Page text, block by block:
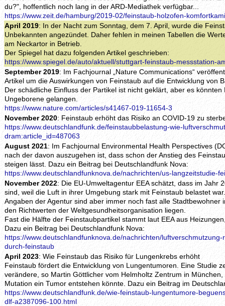
du?", hoffentlich noch lang in der ARD-Mediathek verfügbar...
https://www.zeit.de/hamburg/2019-02/feinstaub-holzofen-
April 2019: In der Nacht zum Sonntag, dem 7. April, wurde die
Unbekannten angezündet. Daher fehlen in meinen Tabellen die
am Neckartor in Betrieb.
Der Spiegel hat dazu folgenden Artikel geschrieben:
https://www.spiegel.de/auto/aktuell/stuttgart-feinstaub-messstation-
September 2019: Im Fachjournal „Nature Communications“
Artikel um die Auswirkungen von Feinstaub auf die Entwicklung von
Der schädliche Einfluss der Partikel ist nicht geklärt, aber es
Ungeborene gelangen.
https://www.nature.com/articles/s41467-019-11654-3
November 2020: Feinstaub erhöht das Risiko an COVID-19 zu
https://www.deutschlandfunk.de/feinstaubbelastung-wie-
dram:article_id=487063
August 2021: Im Fachjournal Environmental Health Perspectives
nach der davon auszugehen ist, dass schon der Anstieg des
steigen lässt. Dazu ein Beitrag bei Deutschlandfunk Nova:
https://www.deutschlandfunknova.de/nachrichten/us-langzeitstudie-
November 2022: Die EU-Umweltagentur EEA schätzt, dass im Jahr
sind, weil die Luft in ihrer Umgebung stark mit Feinstaub belastet
Angaben der Agentur sind aber immer noch fast alle
den Richtwerten der Weltgesundheitsorganisation liegen.
Fast die Hälfte der Feinstaubpartikel stammt laut EEA aus
Dazu ein Beitrag bei Deutschlandfunk Nova:
https://www.deutschlandfunknova.de/nachrichten/
durch-feinstaub
April 2023: Wie Feinstaub das Risiko für Lungenkrebs erhöht
Feinstaub fördert die Entwicklung von Lungentumoren. Eine Studie
verändere, so Martin Göttlicher vom Helmholtz Zentrum in
Mutation ein Tumor entstehen könnte. Dazu ein Beitrag im
https://www.deutschlandfunk.de/wie-feinstaub-lungentumore-
dlf-a2387096-100.html